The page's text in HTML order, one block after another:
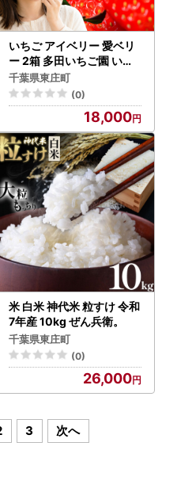
いちご アイベリー 愛ベリ
ー 2箱 多田いちご園 いち
ご
千葉県東庄町
(0)
18,000
米 白米 神代米 粒すけ 令和
7年産 10kg ぜん兵衛。
千葉県東庄町
(0)
26,000
3 次へ